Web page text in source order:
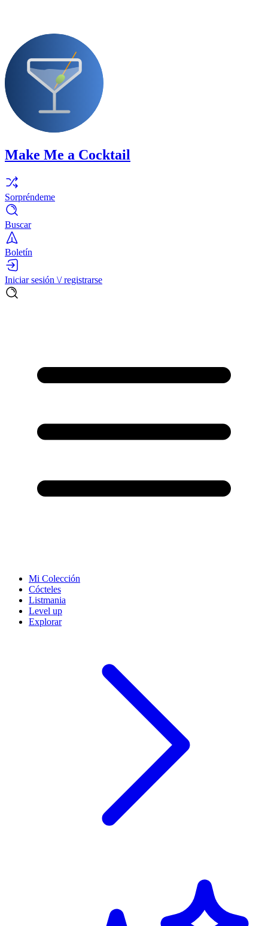
Make Me a Cocktail
Sorpréndeme
Buscar
Boletín
Iniciar sesión \/ registrarse
Mi Colección
Cócteles
Listmania
Level up
Explorar